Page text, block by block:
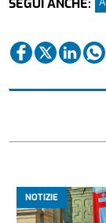
SEGUI ANCHE:
NOTIZIE